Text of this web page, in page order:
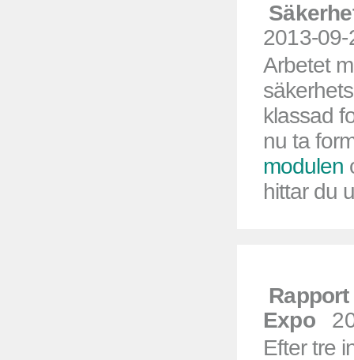
2013-09-
Arbetet
klassad
nu ta
modulen
hittar du
Expo
Efter tre